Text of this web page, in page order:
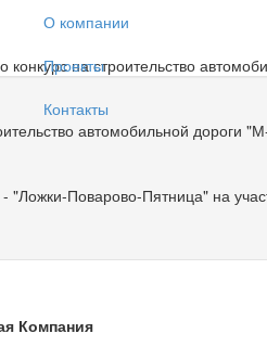
О компании
Проекты
Контакты
на строительство
автомобильной дороги
Поварово-Пятница" на
Компания